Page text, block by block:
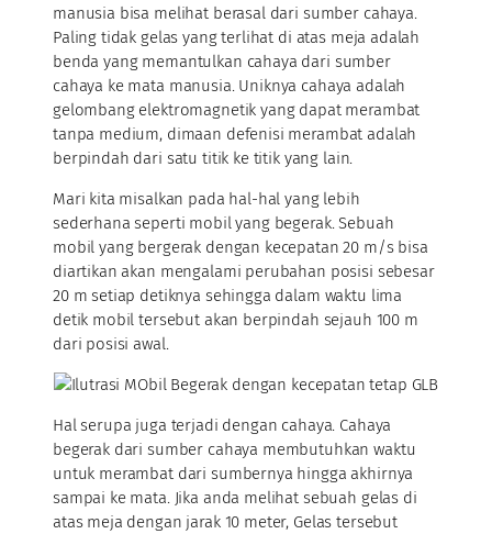
manusia bisa melihat berasal dari sumber cahaya.
Paling tidak gelas yang terlihat di atas meja adalah
benda yang memantulkan cahaya dari sumber
cahaya ke mata manusia. Uniknya cahaya adalah
gelombang elektromagnetik yang dapat merambat
tanpa medium, dimaan defenisi merambat adalah
berpindah dari satu titik ke titik yang lain.
Mari kita misalkan pada hal-hal yang lebih
sederhana seperti mobil yang begerak. Sebuah
mobil yang bergerak dengan kecepatan 20 m/s bisa
diartikan akan mengalami perubahan posisi sebesar
20 m setiap detiknya sehingga dalam waktu lima
detik mobil tersebut akan berpindah sejauh 100 m
dari posisi awal.
Hal serupa juga terjadi dengan cahaya. Cahaya
begerak dari sumber cahaya membutuhkan waktu
untuk merambat dari sumbernya hingga akhirnya
sampai ke mata. Jika anda melihat sebuah gelas di
atas meja dengan jarak 10 meter, Gelas tersebut